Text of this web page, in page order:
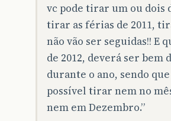
vc pode tirar um ou dois
tirar as férias de 2011,
não vão ser seguidas!! E
de 2012, deverá ser
durante o ano, sendo
possível tirar nem no
nem em Dezembro.”